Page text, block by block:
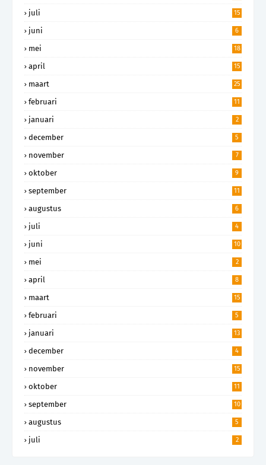
juli 15
juni 6
mei 18
april 15
maart 25
februari 11
januari 2
december 5
november 7
oktober 9
september 11
augustus 6
juli 4
juni 10
mei 2
april 8
maart 15
februari 5
januari 13
december 4
november 15
oktober 11
september 10
augustus 5
juli 2